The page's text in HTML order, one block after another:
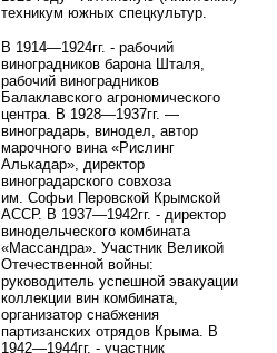
техникум южных спецкультур.
В 1914—1924гг. - рабочий
виноградников барона Шталя,
рабочий виноградников
Балаклавского агрономического
центра. В 1928—1937гг. —
виноградарь, винодел, автор
марочного вина «Рислинг
Алькадар», директор
виноградарского совхоза
им. Софьи Перовской Крымской
АССР. В 1937—1942гг. - директор
винодельческого комбината
«Массандра». Участник Великой
Отечественной войны:
руководитель успешной эвакуации
коллекции вин комбината,
организатор снабжения
партизанских отрядов Крыма. В
1942—1944гг. - участник